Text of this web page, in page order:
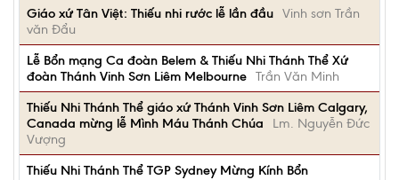
Giáo xứ Tân Việt: Thiếu nhi rước lễ lần đầu Vinh sơn Trần
văn Đẩu
Lễ Bổn mạng Ca đoàn Belem & Thiếu Nhi Thánh Thể Xứ
đoàn Thánh Vinh Sơn Liêm Melbourne Trần Văn Minh
Thiếu Nhi Thánh Thể giáo xứ Thánh Vinh Sơn Liêm Calgary,
Canada mừng lễ Mình Máu Thánh Chúa
Lm. Nguyễn Đức
Vượng
Thiếu Nhi Thánh Thể TGP Sydney Mừng Kính Bổn